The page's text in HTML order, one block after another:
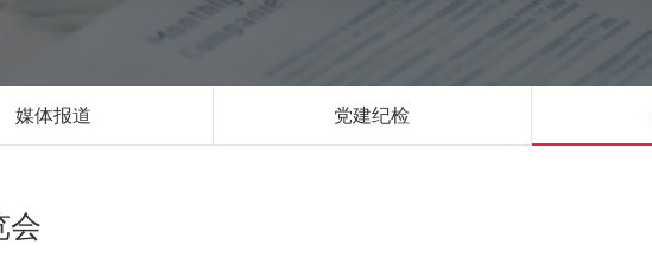
媒体报道 党建纪检
会